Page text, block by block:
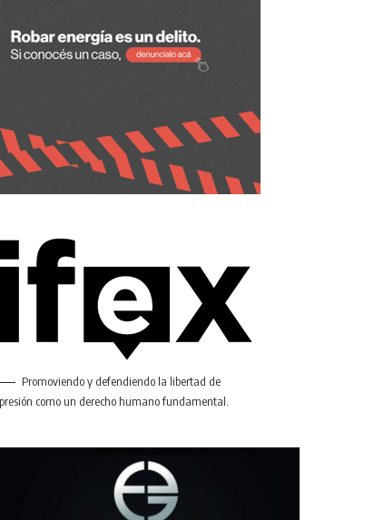
Promoviendo y defendiendo la libertad de
como un derecho humano fundamental.